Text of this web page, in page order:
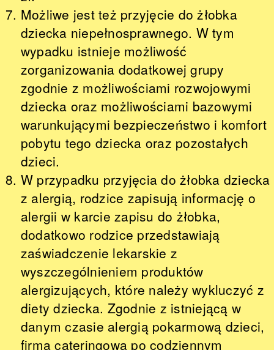
Możliwe jest też przyjęcie do żłobka
dziecka niepełnosprawnego. W tym
wypadku istnieje możliwość
zorganizowania dodatkowej grupy
zgodnie z możliwościami rozwojowymi
dziecka oraz możliwościami bazowymi
warunkującymi bezpieczeństwo i komfort
pobytu tego dziecka oraz pozostałych
dzieci.
W przypadku przyjęcia do żłobka dziecka
z alergią, rodzice zapisują informację o
alergii w karcie zapisu do żłobka,
dodatkowo rodzice przedstawiają
zaświadczenie lekarskie z
wyszczególnieniem produktów
alergizujących, które należy wykluczyć z
diety dziecka. Zgodnie z istniejącą w
danym czasie alergią pokarmową dzieci,
firma cateringowa po codziennym